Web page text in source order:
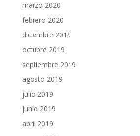
marzo 2020
febrero 2020
diciembre 2019
octubre 2019
septiembre 2019
agosto 2019
julio 2019
junio 2019
abril 2019